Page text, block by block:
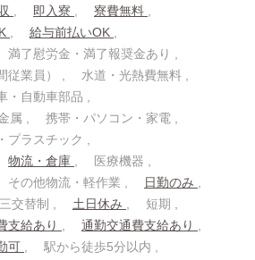
即入寮
寮費無料
給与前払いOK
満了慰労金・満了報奨金あり
従業員）
水道・光熱費無料
・自動車部品
属
携帯・パソコン・家電
プラスチック
物流・倉庫
医療機器
その他物流・軽作業
日勤のみ
交替制 土日休み
短期
支給あり
通勤交通費支給あり
可
駅から徒歩5分以内